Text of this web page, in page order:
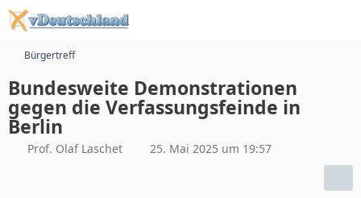
Bürgertreff
Bundesweite Demonstrationen
gegen die Verfassungsfeinde in
Berlin
Prof. Olaf Laschet 25. Mai 2025 um 19:57